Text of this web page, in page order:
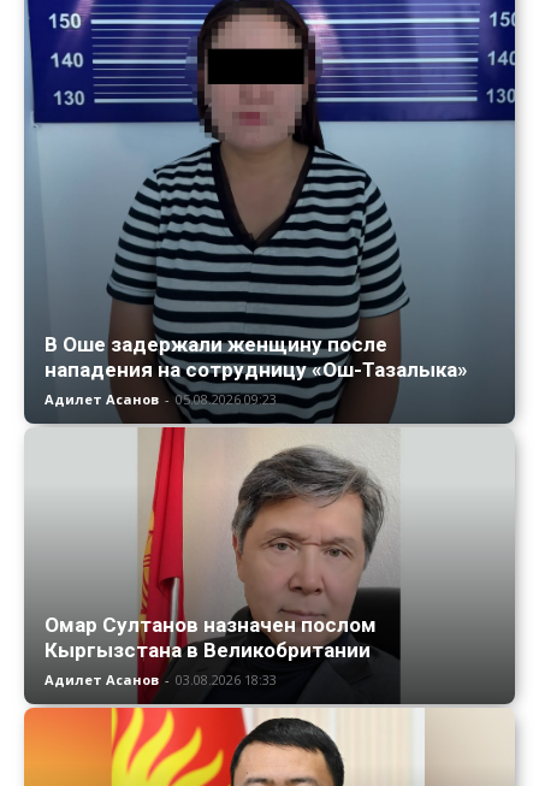
В Оше задержали женщину после
нападения на сотрудницу «Ош-Тазалыка»
Адилет Асанов - 05.08.2026 09:23
Омар Султанов назначен послом
Кыргызстана в Великобритании
Адилет Асанов - 03.08.2026 18:33